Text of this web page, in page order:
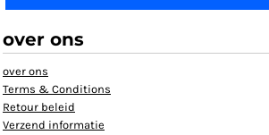
over ons
over ons
Terms & Conditions
Retour beleid
Verzend informatie